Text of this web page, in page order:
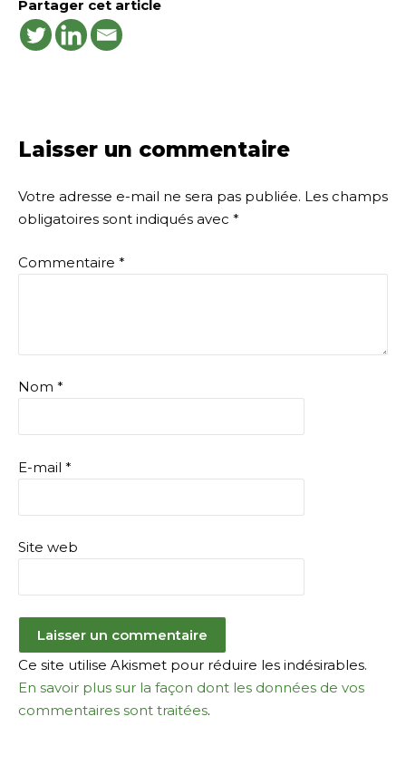
Partager cet article
Laisser un commentaire
Votre adresse e-mail ne sera pas publiée. Les champs
obligatoires sont indiqués avec *
Commentaire *
Nom *
E-mail *
Site web
Ce site utilise Akismet pour réduire les indésirables.
En savoir plus sur la façon dont les données de vos
commentaires sont traitées.